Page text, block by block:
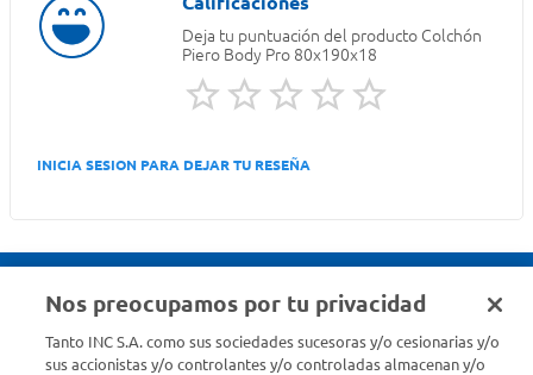
Deja tu puntuación del producto Colchón
Piero Body Pro 80x190x18
INICIA SESION PARA DEJAR TU RESEÑA
Nos preocupamos por tu privacidad
Tanto INC S.A. como sus sociedades sucesoras y/o cesionarias y/o
sus accionistas y/o controlantes y/o controladas almacenan y/o